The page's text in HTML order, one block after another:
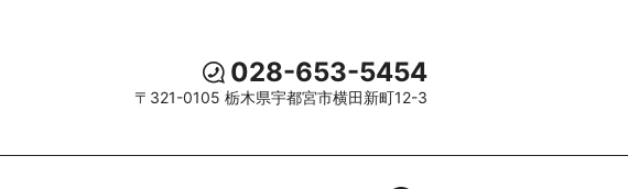
028-653-5454
〒321-0105 栃木県宇都宮市横田新町12-3